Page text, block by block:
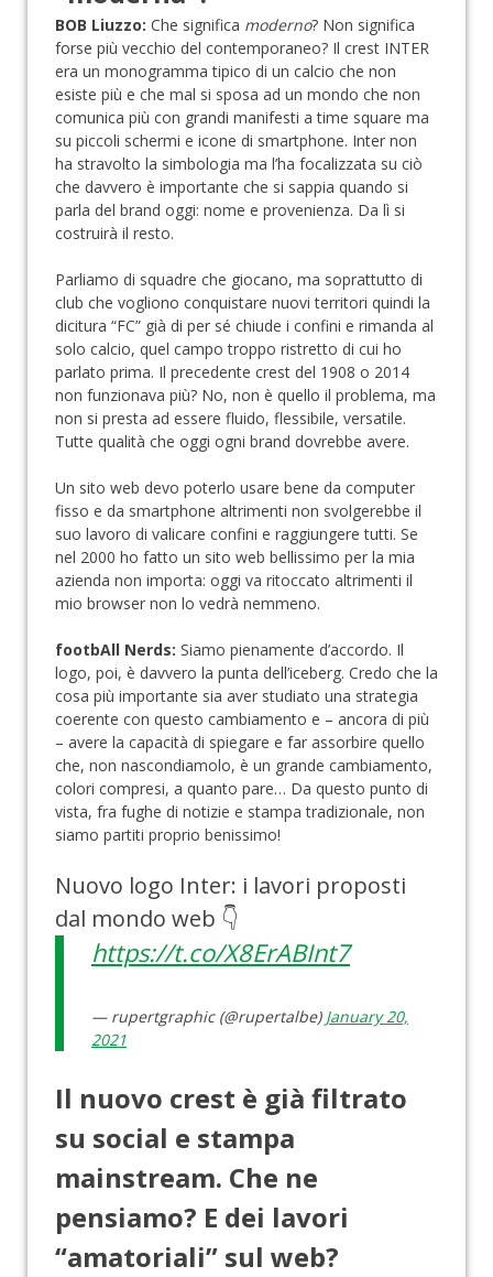
BOB Liuzzo: Che significa moderno? Non significa
forse più vecchio del contemporaneo? Il crest INTER
era un monogramma tipico di un calcio che non
esiste più e che mal si sposa ad un mondo che non
comunica più con grandi manifesti a time square ma
su piccoli schermi e icone di smartphone. Inter non
ha stravolto la simbologia ma l’ha focalizzata su ciò
che davvero è importante che si sappia quando si
parla del brand oggi: nome e provenienza. Da lì si
costruirà il resto.
Parliamo di squadre che giocano, ma soprattutto di
club che vogliono conquistare nuovi territori quindi la
dicitura “FC” già di per sé chiude i confini e rimanda al
solo calcio, quel campo troppo ristretto di cui ho
parlato prima. Il precedente crest del 1908 o 2014
non funzionava più? No, non è quello il problema, ma
non si presta ad essere fluido, flessibile, versatile.
Tutte qualità che oggi ogni brand dovrebbe avere.
Un sito web devo poterlo usare bene da computer
fisso e da smartphone altrimenti non svolgerebbe il
suo lavoro di valicare confini e raggiungere tutti. Se
nel 2000 ho fatto un sito web bellissimo per la mia
azienda non importa: oggi va ritoccato altrimenti il
mio browser non lo vedrà nemmeno.
footbAll Nerds: Siamo pienamente d’accordo. Il
logo, poi, è davvero la punta dell’iceberg. Credo che la
cosa più importante sia aver studiato una strategia
coerente con questo cambiamento e – ancora di più
– avere la capacità di spiegare e far assorbire quello
che, non nascondiamolo, è un grande cambiamento,
colori compresi, a quanto pare… Da questo punto di
vista, fra fughe di notizie e stampa tradizionale, non
siamo partiti proprio benissimo!
Nuovo logo Inter: i lavori proposti
dal mondo web 👇
https://t.co/X8ErABInt7
— rupertgraphic (@rupertalbe) January 20,
2021
Il nuovo crest è già filtrato
su social e stampa
mainstream. Che ne
pensiamo? E dei lavori
“amatoriali” sul web?